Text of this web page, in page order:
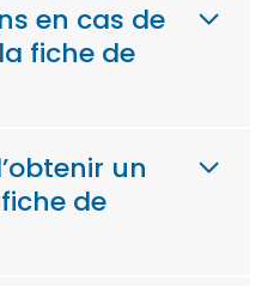
en cas de
fiche de
un
de